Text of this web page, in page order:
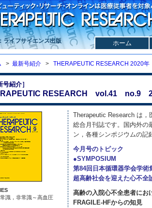
ライフサイエンス出版 ホーム
> 最新号紹介 > THERAPEUTIC RESEARCH 2020年
号紹介］
RESEARCH vol.41 no.9
識，非常識～高血圧
Therapeutic Research は
総合月刊誌です。国内外の
ン，各種シンポジウムの記
今月号のトピック
●SYMPOSIUM
第84回日本循環器学会学
超高齢社会を迎えた心不全
高齢の入院心不全患者にお
FRAGILE-HFからの知見